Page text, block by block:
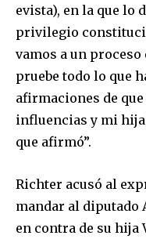
evista), en la que lo
privilegio
vamos a un
pruebe todo lo que
afirmaciones de
influencias y mi
que afirmó”.
Richter acusó al
mandar al diputado
en contra de su